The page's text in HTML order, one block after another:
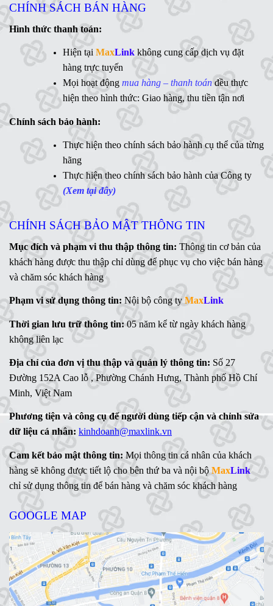
Ổ cứng di động,LCD,Networking, Linh kiện,....(Ms. Trâm
- 0944 908 249)
Synology , QNAP,Terramaster,Toshiba,Seagate,
,Ổ cứng di động ,LCD,Networking, Linh kiện,....(Ms.
Vân Anh - 0775 163 765)
Hotline:
MaxLink - 0906 730 778
. Linh - 0902 700 727
Mr. Ngữ - 0783 362 416
CHÍNH SÁCH BÁN HÀNG
Hình thức thanh toán:
Hiện tại MaxLink không cung cấp dịch vụ đặt
hàng trực tuyến
Mọi hoạt động mua hàng – thanh toán đều thực
hiện theo hình thức: Giao hàng, thu tiền tận nơi
Chính sách bảo hành:
Thực hiện theo chính sách bảo hành cụ thể của từng
hãng
Thực hiện theo chính sách bảo hành của Công ty
(Xem tại đây)
CHÍNH SÁCH BẢO MẬT THÔNG TIN
Mục đích và phạm vi thu thập thông tin: Thông tin cơ bản của
khách hàng được thu thập chỉ dùng để phục vụ cho việc bán hàng
và chăm sóc khách hàng
Phạm vi sử dụng thông tin: Nội bộ công tyMaxLink
Thời gian lưu trữ thông tin:05 năm kể từ ngày khách hàng
không liên lạc
Địa chỉ của đơn vị thu thập và quản lý thông tin: Số 27
Đường 152A Cao lỗ , Phường Chánh Hưng, Thành phố Hồ Chí
Minh, Việt Nam
Phương tiện và công cụ để người dùng tiếp cận và chỉnh sửa
dữ liệu cá nhân: kinhdoanh@maxlink.vn
Cam kết bảo mật thông tin: Mọi thông tin cá nhân của khách
hàng sẽ không được tiết lộ cho bên thứ ba và nội bộMaxLink
chỉ sử dụng thông tin để bán hàng và chăm sóc khách hàng
GOOGLE MAP